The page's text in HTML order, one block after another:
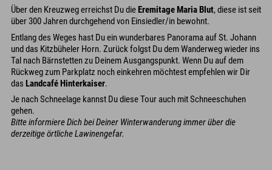
Über den Kreuzweg erreichst Du dieEremitage Maria Blut, diese ist seit
über 300 Jahren durchgehend von Einsiedler/in bewohnt.
Entlang des Weges hast Du ein wunderbares Panorama auf St. Johann
und das Kitzbüheler Horn. Zurück folgst Du dem Wanderweg wieder ins
Tal nach Bärnstetten zu Deinem Ausgangspunkt. Wenn Du auf dem
Rückweg zum Parkplatz noch einkehren möchtest empfehlen wir Dir
das Landcafé Hinterkaiser.
Je nach Schneelage kannst Du diese Tour auch mit Schneeschuhen
gehen.
Bitte informiere Dich bei Deiner Winterwanderung immer über die
derzeitige örtliche Lawinengefar.